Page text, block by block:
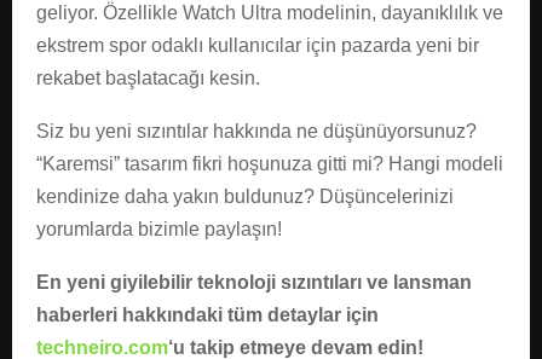
geliyor. Özellikle Watch Ultra modelinin, dayanıklılık ve
ekstrem spor odaklı kullanıcılar için pazarda yeni bir
rekabet başlatacağı kesin.
Siz bu yeni sızıntılar hakkında ne düşünüyorsunuz?
“Karemsi” tasarım fikri hoşunuza gitti mi? Hangi modeli
kendinize daha yakın buldunuz? Düşüncelerinizi
yorumlarda bizimle paylaşın!
En yeni giyilebilir teknoloji sızıntıları ve lansman
haberleri hakkındaki tüm detaylar için
techneiro.com‘u takip etmeye devam edin!